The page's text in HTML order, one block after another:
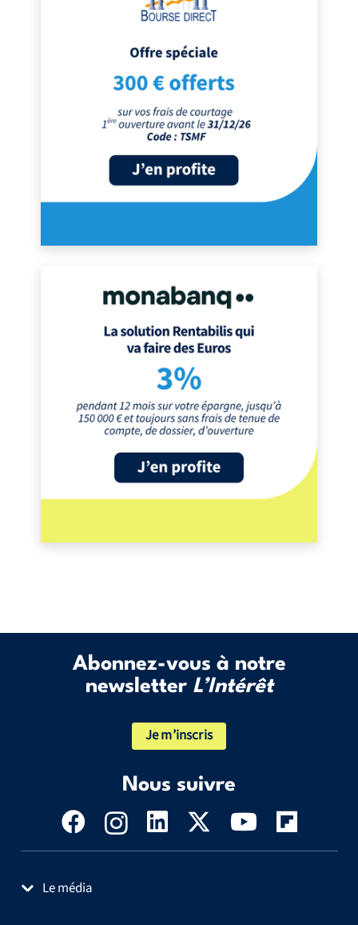
Abonnez-vous à notre
newsletter L’Intérêt
Je m’inscris
Nous suivre
Le média